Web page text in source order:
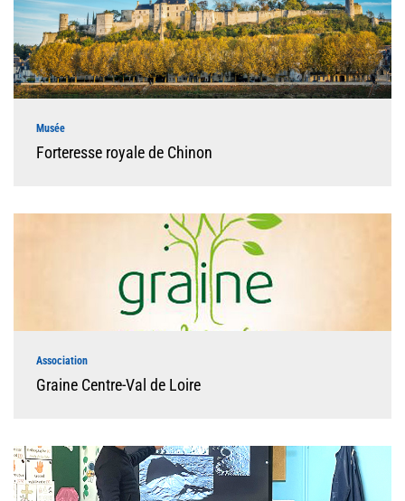
Musée
Forteresse royale de Chinon
Association
Graine Centre-Val de Loire